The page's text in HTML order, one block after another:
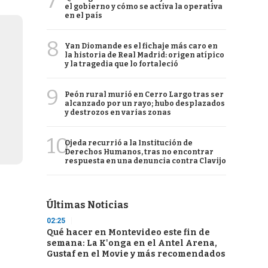
el gobierno y cómo se activa la operativa
en el país
8
Yan Diomande es el fichaje más caro en
la historia de Real Madrid: origen atípico
y la tragedia que lo fortaleció
9
Peón rural murió en Cerro Largo tras ser
alcanzado por un rayo; hubo desplazados
y destrozos en varias zonas
10Ojeda recurrió a la Institución de
Derechos Humanos, tras no encontrar
respuesta en una denuncia contra Clavijo
Últimas Noticias
02:25
Qué hacer en Montevideo este fin de
semana: La K'onga en el Antel Arena,
Gustaf en el Movie y más recomendados